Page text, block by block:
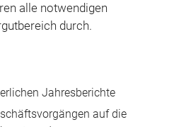
alle notwendigen
durch.
Jahresberichte
auf die